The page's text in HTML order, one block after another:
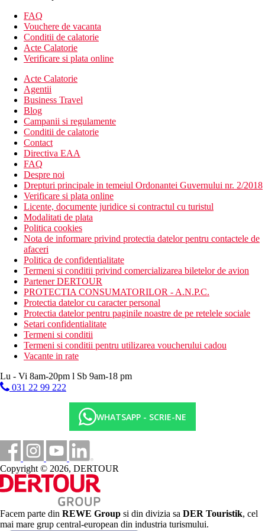
Descrierea hotelului
Receptie
3 restaurante
Mic dejun: 7:30 - 10:00
Cina: 19:30 - 21:30
Contra cost, serveste pizza pe terasa Bahari
19:30 - 21:30
Restaurant Onda
4 baruri
Coral Beach Bar
Serveste bauturi, gustari si mese usoare la pranz
10:00 - 18:00
Barul la piscina Mawheni
Langa piscina Bahari
Serveste bauturi si gustari mici
Bar la piscina Baobab
Langa piscina Baobab
Serveste bauturi si gustari mici
10:00 - 18:00
4 piscine
Teren de golf cu 18 gauri
MVUA African Rain Spa
Loc de depozitare al bagajelor
Centru de scufundari
Plaja cu nisip fin, alb, chiar in apropierea hotelului
Sporturi acvatice nemotorizate
Volei pe plaja
Tenis de masa
Biliard
Activitati sportive contra cost
Golf
Sporturi nautice cu motor
Mesele incluse
Demipensiune
Totul inclus
FAQ
Vouchere de vacanta
Conditii de calatorie
Acte Calatorie
Verificare si plata online
Acte Calatorie
Agentii
Business Travel
Blog
Campanii si regulamente
Conditii de calatorie
Contact
Directiva EAA
FAQ
Despre noi
Drepturi principale in temeiul Ordonantei Guvernului nr. 2/2018
Verificare si plata online
Licente, documente juridice si contractul cu turistul
Modalitati de plata
Politica cookies
Nota de informare privind protectia datelor pentru contactele de
afaceri
Politica de confidentialitate
Termeni si conditii privind comercializarea biletelor de avion
Partener DERTOUR
PROTECTIA CONSUMATORILOR - A.N.P.C.
Protectia datelor cu caracter personal
Protectia datelor pentru paginile noastre de pe retelele sociale
Setari confidentialitate
Termeni si conditii
Termeni si conditii pentru utilizarea voucherului cadou
Vacante in rate
Lu - Vi 8am-20pm l Sb 9am-18 pm
031 22 99 222
WHATSAPP - SCRIE-NE
Copyright © 2026, DERTOUR
Facem parte din REWE Group si din divizia sa DER Touristik, cel
mai mare grup central-european din industria turismului.